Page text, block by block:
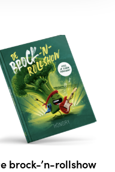
de brock-’n-rollshow